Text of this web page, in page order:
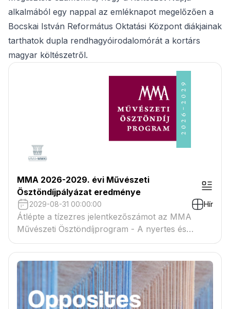
alkalmából egy nappal az emléknapot megelőzően a
Bocskai István Református Oktatási Központ diákjainak
tarthatok dupla rendhagyóirodalomórát a kortárs
magyar költészetről.
MMA 2026-2029. évi Művészeti
Ösztöndíjpályázat eredménye
2029-08-31 00:00:00 Hír
Átlépte a tízezres jelentkezőszámot az MMA
Művészeti Ösztöndíjprogram - A nyertes és
tartaléklistás pályázók névsora megtekinthető a
csatolmányban